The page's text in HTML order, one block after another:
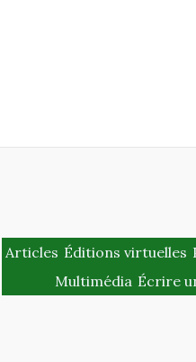
Articles Éditions virtuelles
Multimédia Écrire